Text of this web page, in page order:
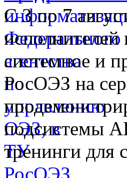
С 3 по 7
исполнителей
системное и
РосОЭЗ на
подсистемы
тренинги для